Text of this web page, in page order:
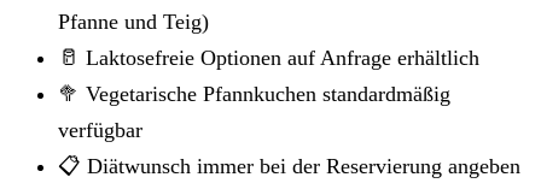
Pfanne und Teig)
🥛 Laktosefreie Optionen auf Anfrage erhältlich
🥦 Vegetarische Pfannkuchen standardmäßig
verfügbar
📋 Diätwunsch immer bei der Reservierung angeben